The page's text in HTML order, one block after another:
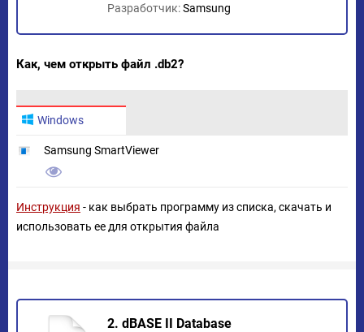
Разработчик:Samsung
Как, чем открыть файл .db2?
Windows
Samsung SmartViewer
Инструкция - как выбрать программу из списка, скачать и
использовать ее для открытия файла
2. dBASE II Database